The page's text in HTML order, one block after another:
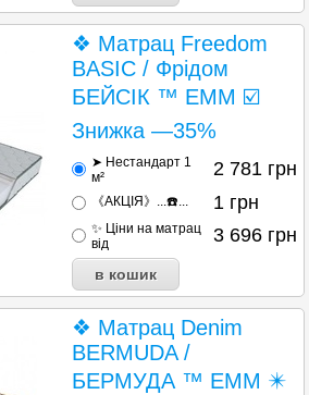
❖ Матрац Freedom
BASIC / Фрідом
БЕЙСІК ™ EMM ☑️
Знижка —35%
➤ Нестандарт 1
м²
2 781 грн
《АКЦІЯ》...☎️... 1 грн
✨ Ціни на матрац
від
3 696 грн
❖ Матрац Denim
BERMUDA /
БЕРМУДА ™ ЕММ ✴️